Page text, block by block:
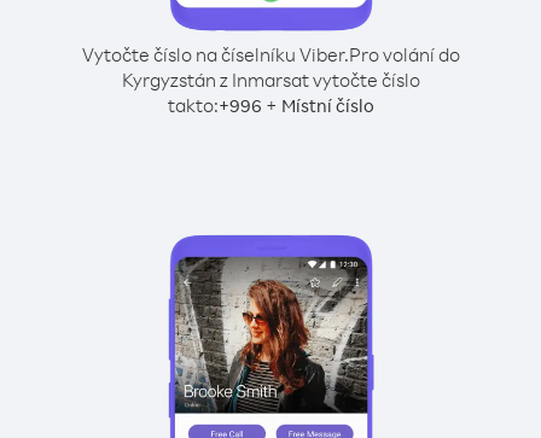
Vytočte číslo na číselníku Viber.Pro volání do
Kyrgyzstán z Inmarsat vytočte číslo
takto:+996 + Místní číslo